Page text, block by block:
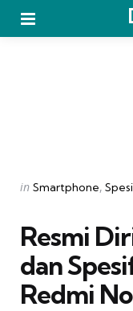
Categories
Posted
in Smartphone
Resmi
dan
Redmi